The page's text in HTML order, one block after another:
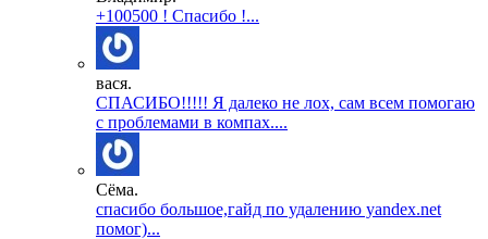
+100500 ! Спасибо !...
вася.
СПАСИБО!!!!! Я далеко не лох, сам всем помогаю
с проблемами в компах....
Сёма.
спасибо большое,гайд по удалению yandex.net
помог)...